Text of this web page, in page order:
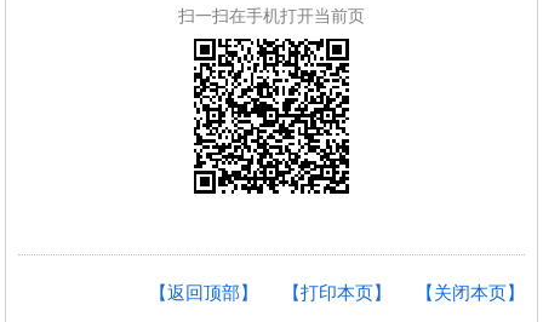
扫一扫在手机打开当前页
【关闭本页】
【打印本页】
【返回顶部】